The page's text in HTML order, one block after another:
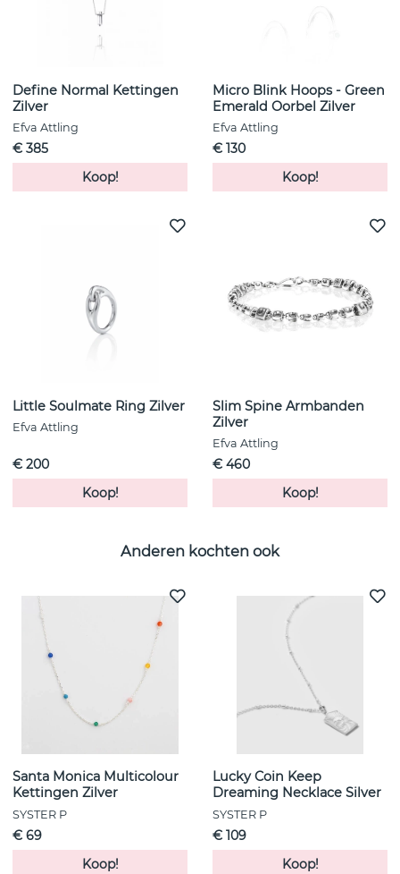
Define Normal Kettingen
Zilver
Efva Attling
€ 385
Koop!
Micro Blink Hoops - Green
Emerald Oorbel Zilver
Efva Attling
€ 130
Koop!
Little Soulmate Ring Zilver
Efva Attling
€ 200
Koop!
Slim Spine Armbanden
Zilver
Efva Attling
€ 460
Koop!
Anderen kochten ook
Santa Monica Multicolour
Kettingen Zilver
SYSTER P
€ 69
Koop!
Lucky Coin Keep
Dreaming Necklace Silver
SYSTER P
€ 109
Koop!